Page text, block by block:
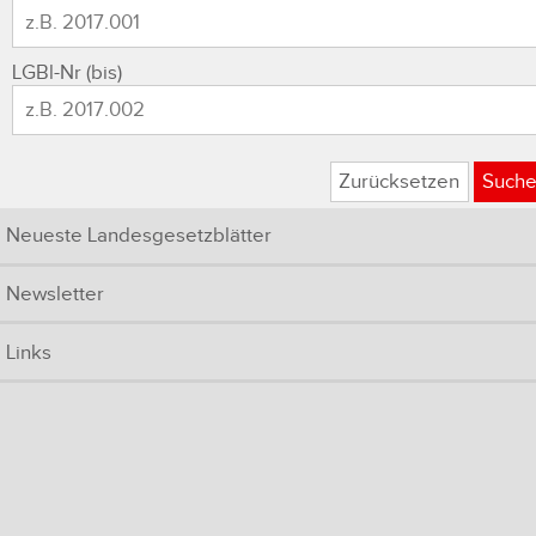
LGBl-Nr (bis)
Zurücksetzen
Neueste Landesgesetzblätter
Newsletter
Links